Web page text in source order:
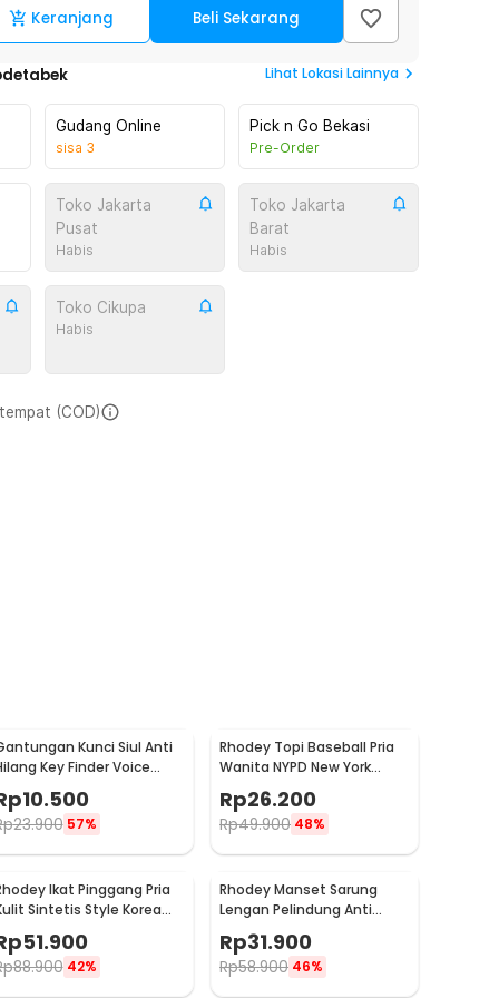
Keranjang Beli Sekarang
Lihat Lokasi Lainnya
Gudang Online
sisa 3
Pick n Go Bekasi
Pre-Order
Toko Jakarta
Pusat
Habis
Toko Jakarta
Barat
Habis
Toko Cikupa
Habis
(COD)
Kunci Siul Anti
Key Finder Voice
10.500
23.900 57%
Rhodey Topi Baseball Pria
Wanita NYPD New York
Jeans Polyester Cap - S8R
Rp26.200
Rp49.900 48%
Ikat Pinggang Pria
Sintetis Style Korea
51.900
88.900 42%
Rhodey Manset Sarung
Lengan Pelindung Anti
Sayat Polyethylene Fiber -
SYLC-HB001
Rp31.900
Rp58.900 46%